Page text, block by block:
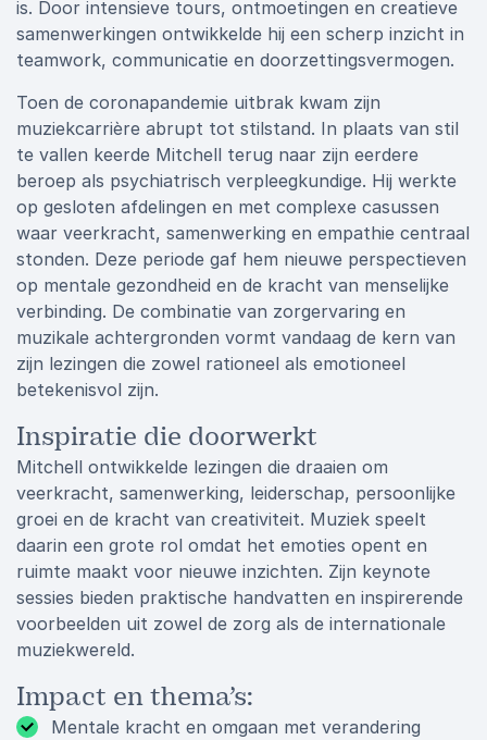
is. Door intensieve tours, ontmoetingen en creatieve
samenwerkingen ontwikkelde hij een scherp inzicht in
teamwork, communicatie en doorzettingsvermogen.
Toen de coronapandemie uitbrak kwam zijn
muziekcarrière abrupt tot stilstand. In plaats van stil
te vallen keerde Mitchell terug naar zijn eerdere
beroep als psychiatrisch verpleegkundige. Hij werkte
op gesloten afdelingen en met complexe casussen
waar veerkracht, samenwerking en empathie centraal
stonden. Deze periode gaf hem nieuwe perspectieven
op mentale gezondheid en de kracht van menselijke
verbinding. De combinatie van zorgervaring en
muzikale achtergronden vormt vandaag de kern van
zijn lezingen die zowel rationeel als emotioneel
betekenisvol zijn.
Inspiratie die doorwerkt
Mitchell ontwikkelde lezingen die draaien om
veerkracht, samenwerking, leiderschap, persoonlijke
groei en de kracht van creativiteit. Muziek speelt
daarin een grote rol omdat het emoties opent en
ruimte maakt voor nieuwe inzichten. Zijn keynote
sessies bieden praktische handvatten en inspirerende
voorbeelden uit zowel de zorg als de internationale
muziekwereld.
Impact en thema’s:
Mentale kracht en omgaan met verandering